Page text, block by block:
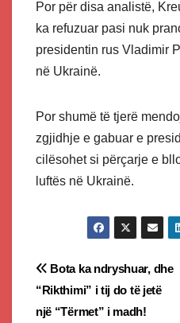
Por për disa analistë,
ka refuzuar pasi nuk
presidentin rus Vladimir
në Ukrainë.
Por shumë të tjerë
zgjidhje e gabuar e
cilësohet si përçarje e
luftës në Ukrainë.
Post
navigation
Bota ka ndryshuar, dhe
“Rikthimi” i tij do të jetë
një “Tërmet” i madh!